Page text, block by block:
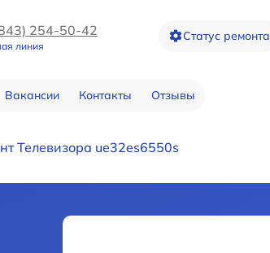
254-50-42
линия
Статус ремонта
Вакансии Контакты Отзывы
Телевизора ue32es6550s